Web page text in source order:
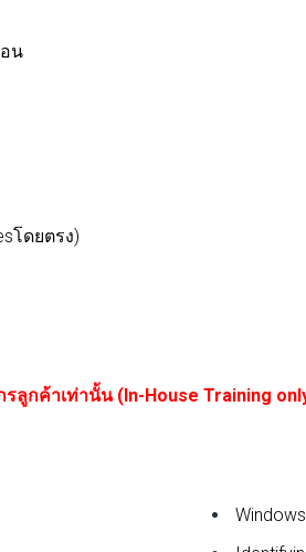
น
โดยตรง)
ลูกค้าเท่านั้น (In-House Training